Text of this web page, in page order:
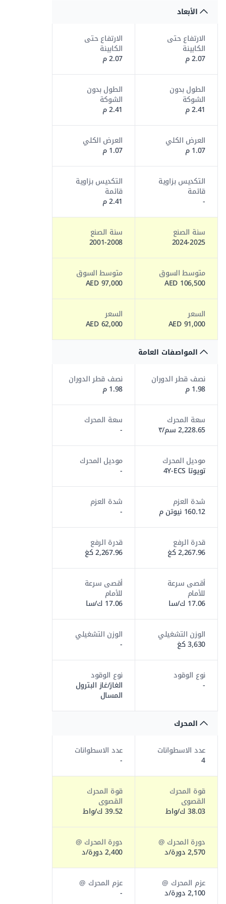
الأبعاد
الارتفاع حتى
الكابينة
2.07 م
الارتفاع حتى
الكابينة
2.07 م
الطول بدون
الشوكة
2.41 م
الطول بدون
الشوكة
2.41 م
العرض الكلي
1.07 م
العرض الكلي
1.07 م
التكديس بزاوية
قائمة
-
التكديس بزاوية
قائمة
2.41 م
سنة الصنع
2024-2025
سنة الصنع
2001-2008
متوسط السوق
106,500 AED
متوسط السوق
97,000 AED
السعر
91,000 AED
السعر
62,000 AED
المواصفات العامة
نصف قطر الدوران
1.98 م
نصف قطر الدوران
1.98 م
سعة المحرك
2,228.65 سم/٣
سعة المحرك
-
موديل المحرك
تويوتا 4Y-ECS
موديل المحرك
-
شدة العزم
160.12 نيوتن م
شدة العزم
-
قدرة الرفع
2,267.96 كغ
قدرة الرفع
2,267.96 كغ
أقصى سرعة
للأمام
17.06 ك/سا
أقصى سرعة
للأمام
17.06 ك/سا
الوزن التشغيلي
3,630 كغ
الوزن التشغيلي
-
نوع الوقود
-
نوع الوقود
الغاز/غاز البترول
المسال
المحرك
عدد الاسطوانات
4
عدد الاسطوانات
-
قوة المحرك
القصوى
38.03 ك/واط
قوة المحرك
القصوى
39.52 ك/واط
دورة المحرك @
2,570 دورة/د
دورة المحرك @
2,400 دورة/د
عزم المحرك @
2,100 دورة/د
عزم المحرك @
-